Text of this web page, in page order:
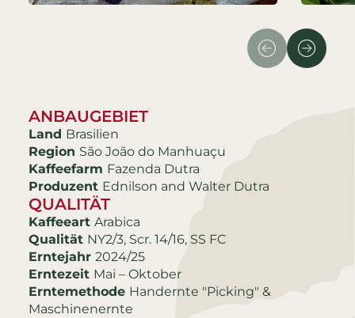
ANBAUGEBIET
Land Brasilien
Region São João do Manhuaçu
Kaffeefarm Fazenda Dutra
Produzent Ednilson and Walter Dutra
QUALITÄT
KaffeeartArabica
Qualität NY2/3, Scr. 14/16, SS FC
Erntejahr2024/25
Erntezeit Mai – Oktober
Erntemethode Handernte "Picking" &
Maschinenernte